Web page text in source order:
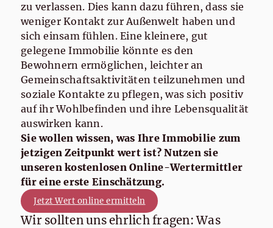
zu verlassen. Dies kann dazu führen, dass sie
weniger Kontakt zur Außenwelt haben und
sich einsam fühlen. Eine kleinere, gut
gelegene Immobilie könnte es den
Bewohnern ermöglichen, leichter an
Gemeinschaftsaktivitäten teilzunehmen und
soziale Kontakte zu pflegen, was sich positiv
auf ihr Wohlbefinden und ihre Lebensqualität
auswirken kann.
Sie wollen wissen, was Ihre Immobilie zum
jetzigen Zeitpunkt wert ist? Nutzen sie
unseren kostenlosen Online-Wertermittler
für eine erste Einschätzung.
Jetzt Wert online ermitteln
Wir sollten uns ehrlich fragen: Was